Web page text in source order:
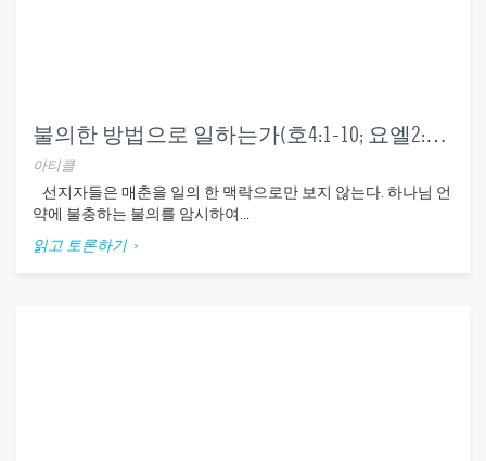
불의한 방법으로 일하는가(호4:1-10; 요엘2:28-29)
아티클
선지자들은 매춘을 일의 한 맥락으로만 보지 않는다. 하나님 언
약에 불충하는 불의를 암시하여...
읽고 토론하기